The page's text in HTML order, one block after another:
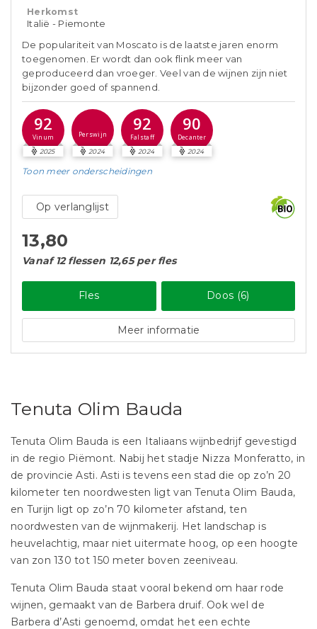
Herkomst
Italië - Piemonte
De populariteit van Moscato is de laatste jaren enorm
toegenomen. Er wordt dan ook flink meer van
geproduceerd dan vroeger. Veel van de wijnen zijn niet
bijzonder goed of spannend.
92
Vinum
2025
Perswijn
2024
92
Falstaff
2024
90
Decanter
2024
Toon meeronderscheidingen
Op verlanglijst
13,80
Vanaf 12 flessen 12,65 per fles
Fles Doos (6)
Meer informatie
Tenuta Olim Bauda
Tenuta Olim Bauda is een Italiaans wijnbedrijf gevestigd
in de regio Piëmont. Nabij het stadje Nizza Monferatto, in
de provincie Asti. Asti is tevens een stad die op zo’n 20
kilometer ten noordwesten ligt van Tenuta Olim Bauda,
en Turijn ligt op zo’n 70 kilometer afstand, ten
noordwesten van de wijnmakerij. Het landschap is
heuvelachtig, maar niet uitermate hoog, op een hoogte
van zon 130 tot 150 meter boven zeeniveau.
Tenuta Olim Bauda staat vooral bekend om haar rode
wijnen, gemaakt van de Barbera druif. Ook wel de
Barbera d’Asti genoemd, omdat het een echte